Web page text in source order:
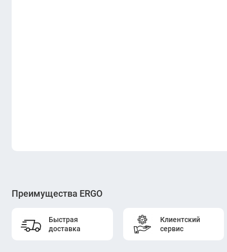
Преимущества ERGO
Быстрая
доставка
Клиентский
сервис